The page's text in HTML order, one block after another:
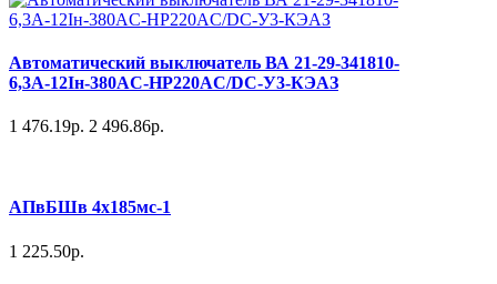
Автоматический выключатель ВА 21-29-341810-
6,3А-12Iн-380AC-НР220AC/DC-У3-КЭАЗ
1 476.19р. 2 496.86р.
АПвБШв 4х185мс-1
1 225.50р.